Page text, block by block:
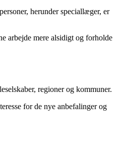
herunder speciallæger, er
arbejde mere alsidigt og forholde
regioner og kommuner.
for de nye anbefalinger og